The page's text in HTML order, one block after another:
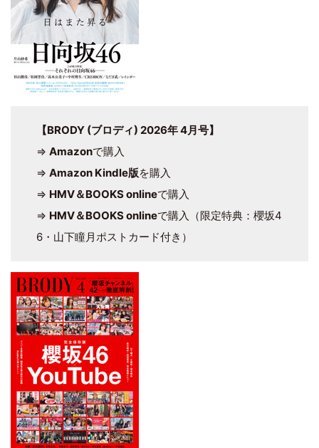
【BRODY (ブロディ) 2026年 4月号】
⇒ Amazonで購入
⇒ Amazon Kindle版を購入
⇒ HMV＆BOOKS onlineで購入
⇒ HMV＆BOOKS onlineで購入（限定特典：櫻坂4
6・山下瞳月ポストカード付き）